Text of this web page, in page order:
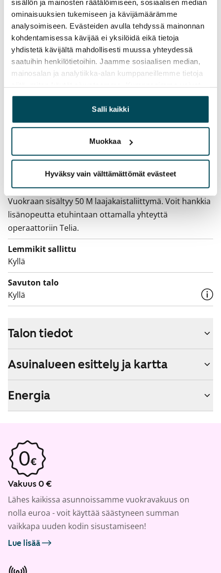
sisällön ja mainosten räätälöimiseen, sosiaalisen median
ominaisuuksien tukemiseen ja kävijämäärämme
analysoimiseen. Evästeiden avulla tehdyssä mainonnan
kohdentamisessa kävijää ei yksilöidä eikä tietoja
yhdistetä kävijältä mahdollisesti muussa yhteydessä
saatuihin henkilötietoihin. Jaamme sosiaalisen median,
mainosalan ja analytiikka-alan kumppaneillemme tietoja
yhdistää näitä tietoja muihin tietoihin, joita olet antanut
heille tai joita on kerätty, kun olet käyttänyt heidän
palvelujaan.
Salli kaikki
Muokkaa
Hyväksy vain välttämättömät evästeet
Toistaiseksi voimassa oleva, minimi asumisaika
12 kk
Irtisanomis­mahdollisuus
12 kk vuokrasopimuksesta tai sopimussakolla
aiemmin
Kotivakuutus
Vesimaksu
Sähkömaksu
Laajakaista
Vuokraan sisältyy 50 M laajakaistaliittymä. Voit hankkia
lisänopeutta etuhintaan ottamalla yhteyttä
operaattoriin Telia.
Lemmikit sallittu
Kyllä
Savuton talo
Kyllä
Talon tiedot
Asuinalueen esittely ja kartta
Energia
Vakuus 0 €
Lähes kaikissa asunnoissamme vuokravakuus on
nolla euroa - voit käyttää säästyneen summan
vaikkapa uuden kodin sisustamiseen!
Lue lisää